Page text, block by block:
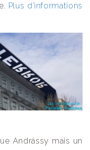
Plus d’informations
Andrássy mais un